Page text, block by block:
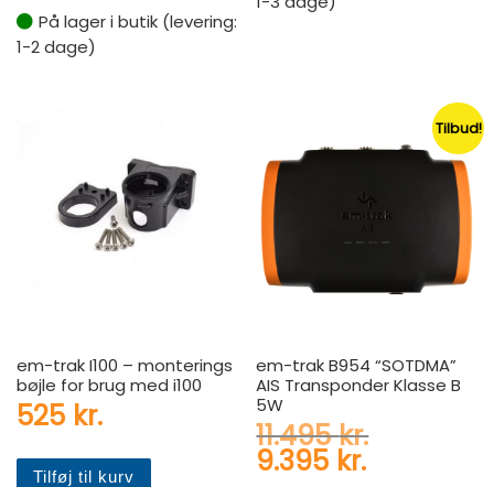
På lager i butik (levering:
1-2 dage)
em-trak I100 – monterings
bøjle for brug med i100
525 kr.
Tilføj til kurv
Tilbud!
em-trak B954 “SOTDMA”
AIS Transponder Klasse B
5W
11.495kr.Den
9.395 kr.Den